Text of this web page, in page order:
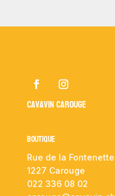
Cavavin Carouge
Boutique
Rue de la
1227 Carouge
022 336 08 02